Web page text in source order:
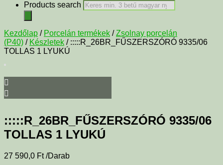
Products search
Kezdőlap / Porcelán termékek /Zsolnay porcelán
(P40) / Készletek / :::::R_26BR_FŰSZERSZÓRÓ 9335/06
TOLLAS 1 LYUKÚ
:::::R_26BR_FŰSZERSZÓRÓ 9335/06
TOLLAS 1 LYUKÚ
27 590,0 Ft /Darab